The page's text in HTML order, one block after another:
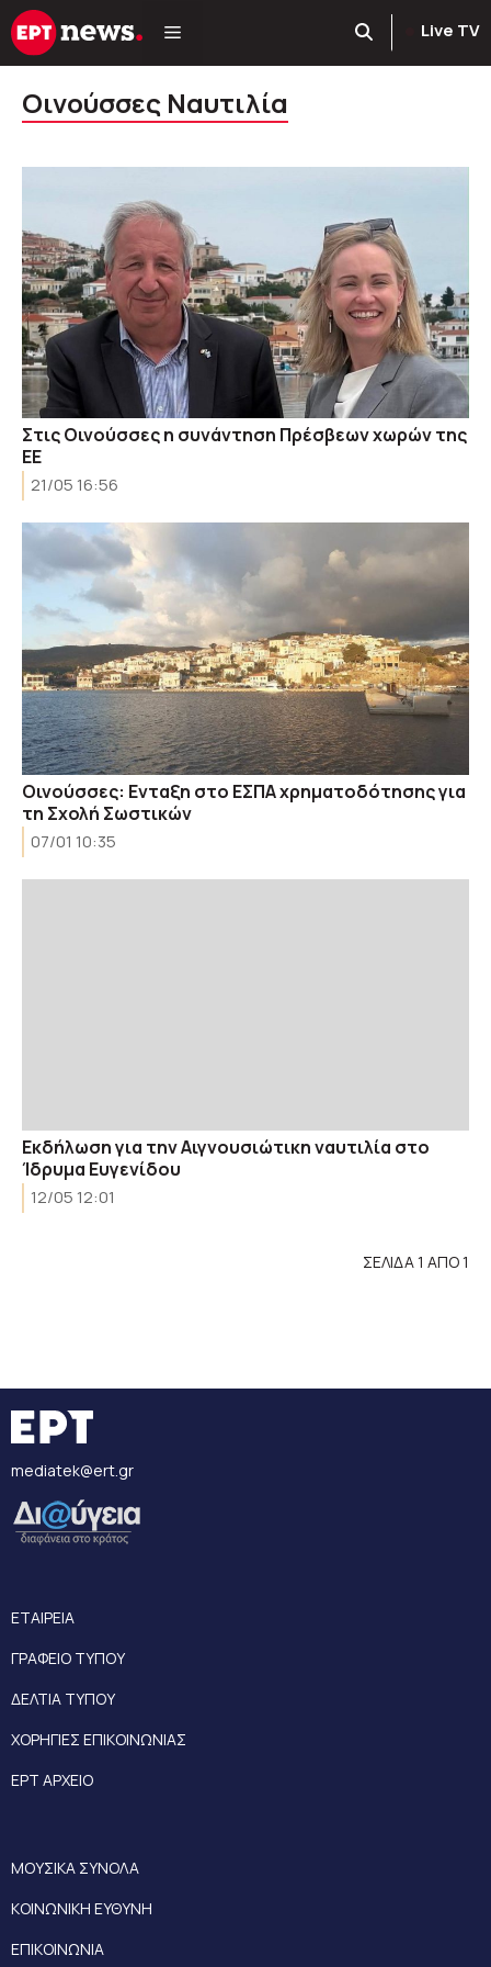
Μετάβαση
σε
Live TV
Οινούσσες Ναυτιλία
Στις Οινούσσες η συνάντηση Πρέσβεων χωρών της
ΕΕ
21/05 16:56
Οινούσσες: Ενταξη στο ΕΣΠΑ χρηματοδότησης για
τη Σχολή Σωστικών
07/01 10:35
Εκδήλωση για την Αιγνουσιώτικη ναυτιλία στο
Ίδρυμα Ευγενίδου
12/05 12:01
ΣΕΛΙΔΑ 1 ΑΠΟ 1
mediatek@ert.gr
ΕΤΑΙΡΕΙΑ
ΓΡΑΦΕΙΟ ΤΥΠΟΥ
ΔΕΛΤΙΑ ΤΥΠΟΥ
ΧΟΡΗΓΙΕΣ ΕΠΙΚΟΙΝΩΝΙΑΣ
ΕΡΤ ΑΡΧΕΙΟ
ΜΟΥΣΙΚΑ ΣΥΝΟΛΑ
ΚΟΙΝΩΝΙΚΗ ΕΥΘΥΝΗ
ΕΠΙΚΟΙΝΩΝΙΑ